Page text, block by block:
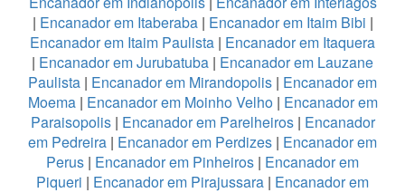
| Encanador em Itaberaba| Encanador em Itaim Bibi |
Encanador em Itaim Paulista | Encanador em Itaquera
| Encanador em Jurubatuba | Encanador em Lauzane
Paulista | Encanador em Mirandopolis | Encanador em
Moema| Encanador em Moinho Velho | Encanador em
Paraisopolis| Encanador em Parelheiros| Encanador
em Pedreira | Encanador em Perdizes | Encanador em
Perus | Encanador em Pinheiros | Encanador em
Piqueri | Encanador em Pirajussara | Encanador em